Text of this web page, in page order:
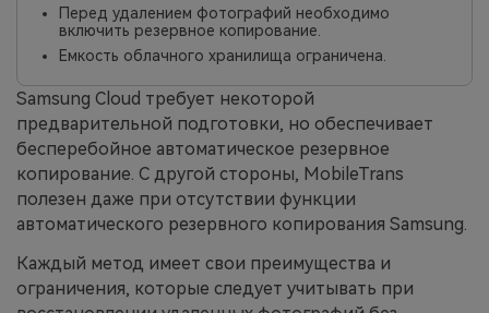
Перед удалением фотографий необходимо
включить резервное копирование.
Емкость облачного хранилища ограничена.
Samsung Cloud требует некоторой
предварительной подготовки, но обеспечивает
бесперебойное автоматическое резервное
копирование. С другой стороны, MobileTrans
полезен даже при отсутствии функции
автоматического резервного копирования Samsung.
Каждый метод имеет свои преимущества и
ограничения, которые следует учитывать при